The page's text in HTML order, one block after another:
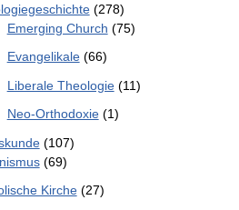
(278)
Emerging Church (75)
Evangelikale(66)
Liberale Theologie(11)
Neo-Orthodoxie(1)
(107)
(69)
Kirche(27)